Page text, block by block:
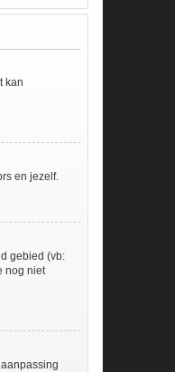
kan
en jezelf.
gebied (vb:
nog niet